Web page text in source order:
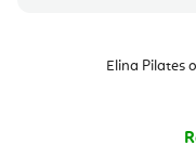
Elina Pilates